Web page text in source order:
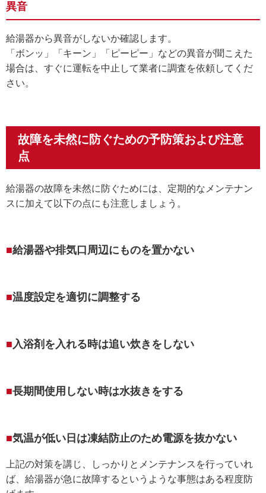
異音
給湯器から異音がしないか確認します。
「ボンッ」「キーン」「ピーピー」などの異音が聞こえた
場合は、すぐに運転を中止して業者に調査を依頼してくだ
さい。
故障を未然に防ぐための予防策および注意
点
給湯器の故障を未然に防ぐためには、定期的なメンテナン
スに加えて以下の点にも注意しましょう。
給湯器や排気口周辺にものを置かない
温度設定を適切に調整する
入浴剤を入れる時は追い炊きをしない
長期間使用しない時は水抜きをする
気温が低い日は凍結防止のため電源を抜かない
上記の対策を講じ、しっかりとメンテナンスを行っていれ
ば、給湯器が急に故障するというような事態はある程度防